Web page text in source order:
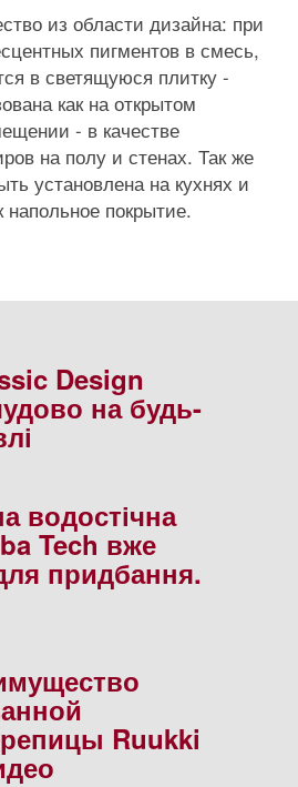
из области дизайна: при
пигментов в смесь,
в светящуюся плитку -
как на открытом
- в качестве
на полу и стенах. Так же
установлена на кухнях и
напольное покрытие.
Design
на будь-
водостічна
Tech вже
придбання.
Ruukki